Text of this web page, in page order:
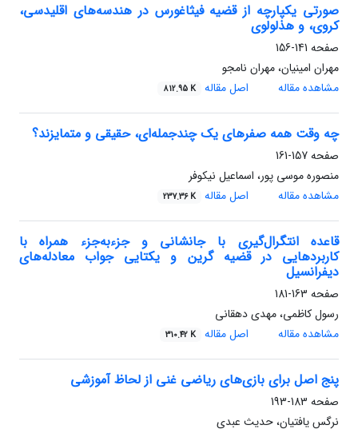
صورتی یکپارچه از قضیه فیثاغورس در هندسه‌های اقلیدسی،
کروی، و هذلولوی
صفحه 141-156
مهران امینیان، مهران نامجو
مشاهده مقاله
اصل مقاله 812.95 K
چه وقت همه صفر‌های یک چندجمله‌ای، حقیقی و متمایزند؟
صفحه157-161
منصوره موسی پور، اسماعیل نیکوفر
مشاهده مقاله
اصل مقاله 237.36 K
قاعده انتگرال‌گیری با جانشانی و جزء‌به‌جزء همراه با
کاربردهایی در قضیه گرین و یکتایی جواب معادله‌های
دیفرانسیل
صفحه 163-181
رسول کاظمی، مهدی دهقانی
مشاهده مقاله
اصل مقاله 310.42 K
پنج اصل برای بازی‌های ریاضی غنی از لحاظ آموزشی
صفحه 183-193
نرگس یافتیان، حدیث عبدی